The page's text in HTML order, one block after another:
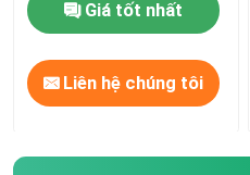
Giá tốt nhất
Liên hệ chúng tôi